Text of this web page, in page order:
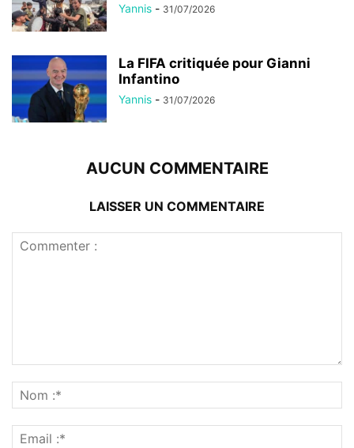
Yannis - 31/07/2026
La FIFA critiquée pour Gianni
Infantino
Yannis - 31/07/2026
AUCUN COMMENTAIRE
LAISSER UN COMMENTAIRE